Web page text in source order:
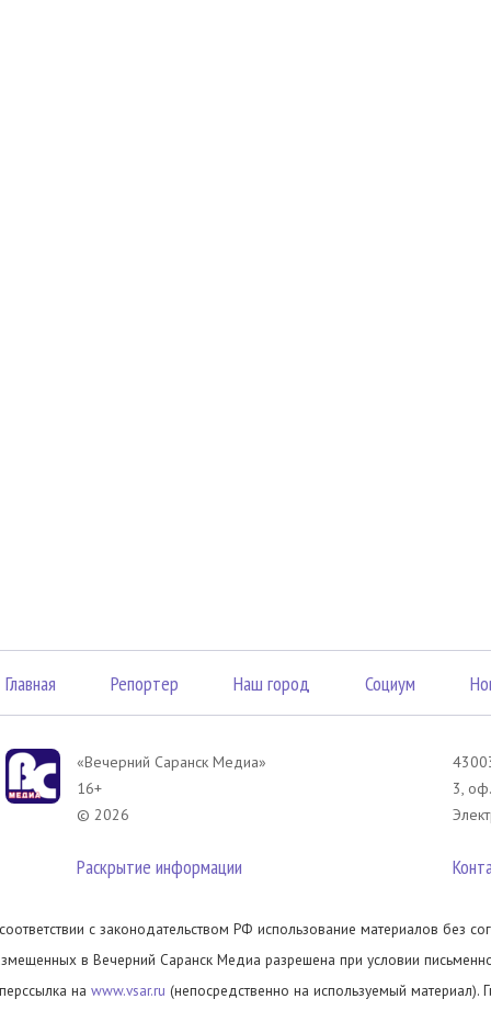
Главная Репортер Наш город Социум
«Вечерний Саранск Mедиа»
16+
© 2026
Раскрытие информации
3,
с законодательством РФ использование материалов без
в Вечерний Саранск Медиа разрешена при условии
на www.vsar.ru (непосредственно на используемый материал).